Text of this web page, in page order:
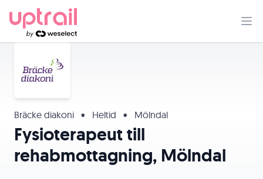
Bräcke diakoni • Heltid • Mölndal
Fysioterapeut till
rehabmottagning, Mölndal